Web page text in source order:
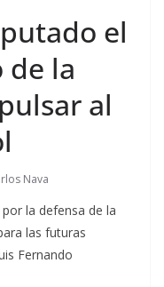
el
de la
al
Nava
la defensa de la
las futuras
Fernando